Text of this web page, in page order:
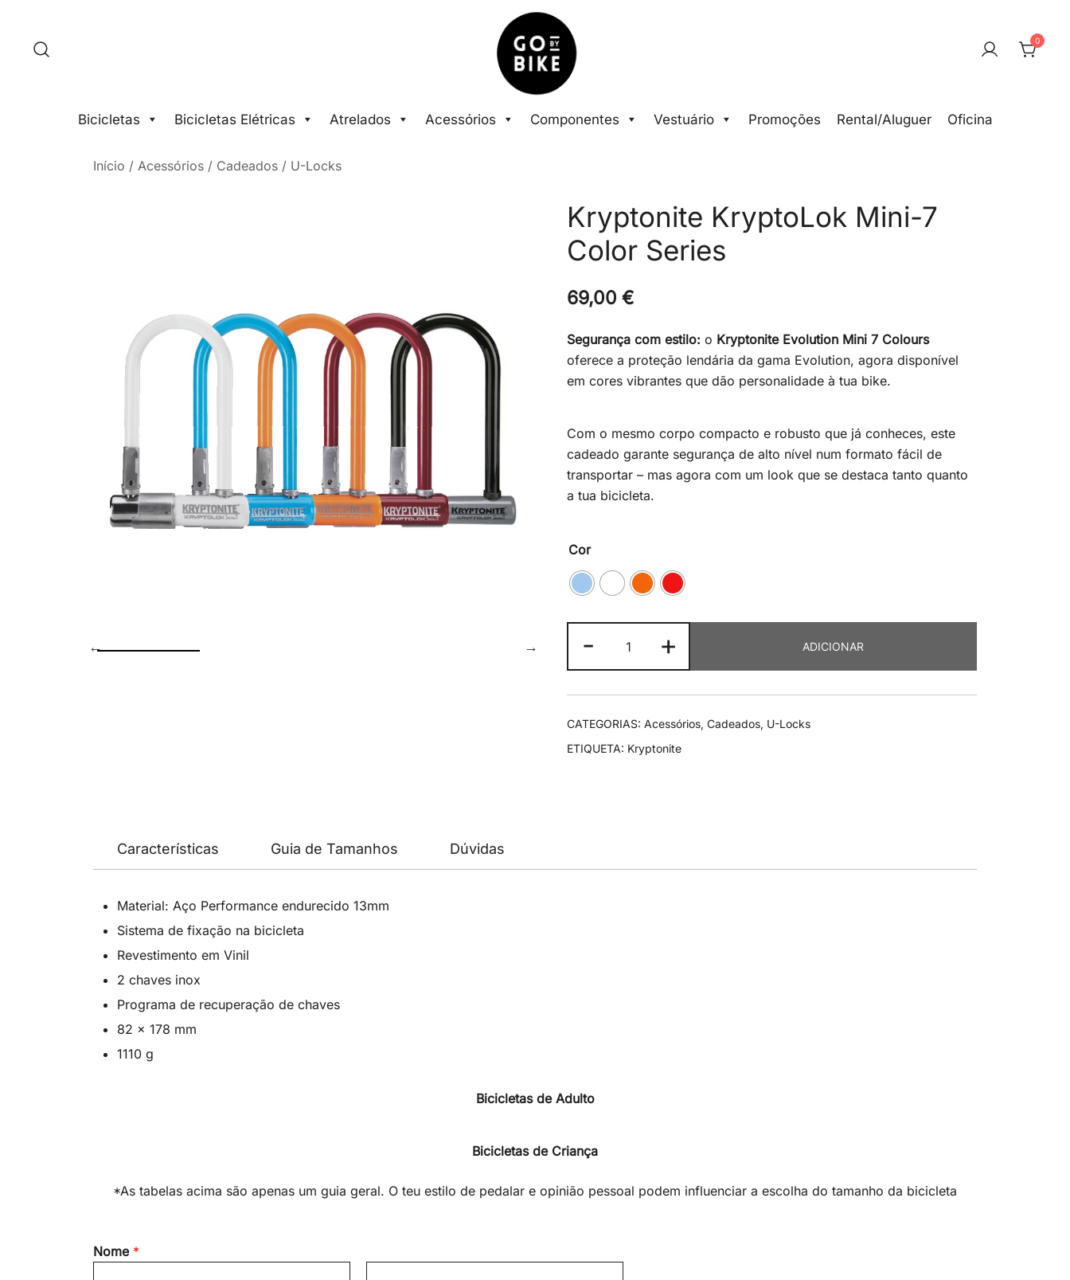
Go By Bike
The Urban Bike Shop
0
Bicicletas Bicicletas Elétricas Atrelados Acessórios Componentes Vestuário Promoções Rental/Aluguer Oficina
Início / Acessórios / Cadeados / U-Locks
Kryptonite KryptoLok Mini-7
Color Series
69,00 €
Segurança com estilo: o Kryptonite Evolution Mini 7 Colours
oferece a proteção lendária da gama Evolution, agora disponível
em cores vibrantes que dão personalidade à tua bike.
Com o mesmo corpo compacto e robusto que já conheces, este
cadeado garante segurança de alto nível num formato fácil de
transportar – mas agora com um look que se destaca tanto quanto
a tua bicicleta.
Cor
-
de
Kryptonite
KryptoLok
Mini-
Color
+ ADICIONAR
CATEGORIAS: Acessórios, Cadeados, U-Locks
ETIQUETA: Kryptonite
Características Guia de Tamanhos Dúvidas
Material: Aço Performance endurecido 13mm
Sistema de fixação na bicicleta
Revestimento em Vinil
2 chaves inox
Programa de recuperação de chaves
82 x 178 mm
1110 g
Bicicletas de Adulto
Bicicletas de Criança
*As tabelas acima são apenas um guia geral. O teu estilo de pedalar e opinião pessoal podem influenciar a escolha do tamanho da bicicleta
Nome *